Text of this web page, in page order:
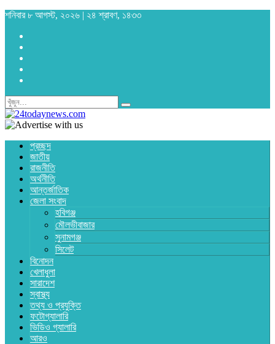
শনিবার ৮ আগস্ট, ২০২৬ | ২৪ শ্রাবণ, ১৪৩৩
প্রচ্ছদ
জাতীয়
রাজনীতি
অর্থনীতি
আন্তর্জাতিক
জেলা সংবাদ
হবিগঞ্জ
মৌলভীবাজার
সুনামগঞ্জ
সিলেট
বিনোদন
খেলাধুলা
সারাদেশ
স্বাস্থ্য
তথ্য ও প্রযুক্তি
ফটোগ্যালারি
ভিডিও গ্যালারি
আরও